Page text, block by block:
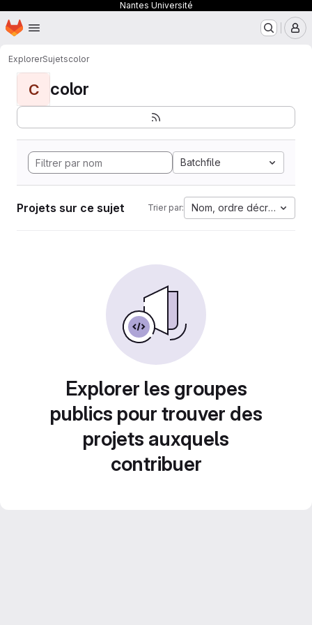
Nantes Université
Passer au contenu principal
Page d'accueil
ExplorerSujetscolor
C color
Batchfile
Projets sur ce sujet Trier par: Nom, ordre décroissant
Explorer les groupes
publics pour trouver des
projets auxquels
contribuer